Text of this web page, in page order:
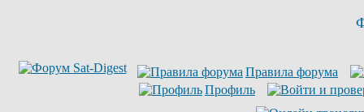
Правила форума
Профиль